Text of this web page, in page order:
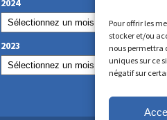
Pour offrir les
stocker et/ou
nous permettra
uniques sur ce
négatif sur
2024
2023